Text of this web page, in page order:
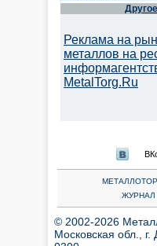
Другое
Реклама на
металлов на
MetalTorg.Ru
ЖУРНАЛ
© 2002-2026
Московская обл.,